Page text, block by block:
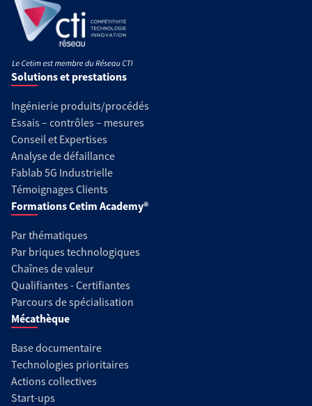
Solutions et prestations
Ingénierie produits/procédés
Essais – contrôles – mesures
Conseil et Expertises
Analyse de défaillance
Fablab 5G Industrielle
Témoignages Clients
Formations Cetim Academy®
Par thématiques
Par briques technologiques
Chaînes de valeur
Qualifiantes - Certifiantes
Parcours de spécialisation
Mécathèque
Base documentaire
Technologies prioritaires
Actions collectives
Start-ups